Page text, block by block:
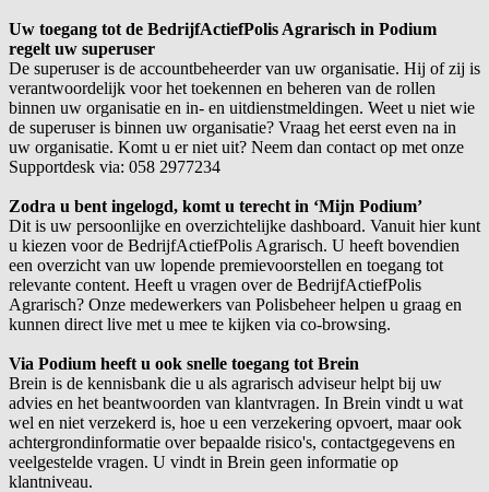
Uw toegang tot de BedrijfActiefPolis Agrarisch in Podium
regelt uw superuser
De superuser is de accountbeheerder van uw organisatie. Hij of zij is
verantwoordelijk voor het toekennen en beheren van de rollen
binnen uw organisatie en in- en uitdienstmeldingen. Weet u niet wie
de superuser is binnen uw organisatie? Vraag het eerst even na in
uw organisatie. Komt u er niet uit? Neem dan contact op met onze
Supportdesk via: 058 2977234
Zodra u bent ingelogd, komt u terecht in ‘Mijn Podium’
Dit is uw persoonlijke en overzichtelijke dashboard. Vanuit hier kunt
u kiezen voor de BedrijfActiefPolis Agrarisch. U heeft bovendien
een overzicht van uw lopende premievoorstellen en toegang tot
relevante content. Heeft u vragen over de BedrijfActiefPolis
Agrarisch? Onze medewerkers van Polisbeheerhelpen u graag en
kunnen direct live met u mee te kijken via co-browsing.
Via Podium heeft u ook snelle toegang tot Brein
Brein is de kennisbank die u als agrarisch adviseur helpt bij uw
advies en het beantwoorden van klantvragen. In Brein vindt u wat
wel en niet verzekerd is, hoe u een verzekering opvoert, maar ook
achtergrondinformatie over bepaalde risico's, contactgegevens en
veelgestelde vragen. U vindt in Brein geen informatie op
klantniveau.